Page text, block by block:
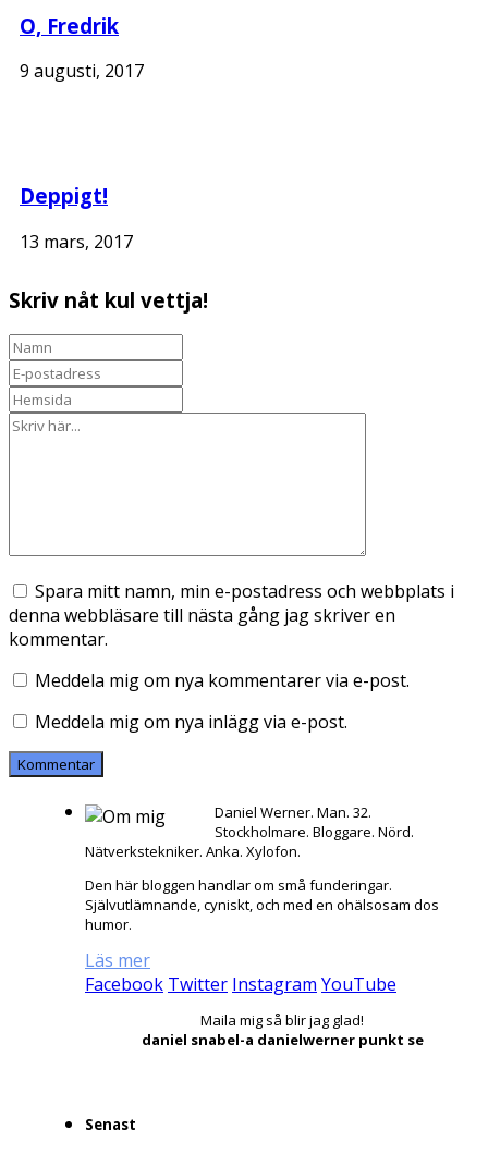
O, Fredrik
9 augusti, 2017
Deppigt!
13 mars, 2017
Skriv nåt kul vettja!
Spara mitt namn, min e-postadress och webbplats i
denna webbläsare till nästa gång jag skriver en
kommentar.
Meddela mig om nya kommentarer via e-post.
Meddela mig om nya inlägg via e-post.
Daniel Werner. Man. 32.
Stockholmare. Bloggare. Nörd.
Nätverkstekniker. Anka. Xylofon.
Den här bloggen handlar om små funderingar.
Självutlämnande, cyniskt, och med en ohälsosam dos
humor.
Läs mer
Facebook Twitter Instagram YouTube
Maila mig så blir jag glad!
daniel snabel-a danielwerner punkt se
Senast